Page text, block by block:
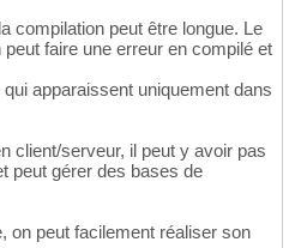
compilation peut être longue. Le
faire une erreur en compilé et
apparaissent uniquement dans
client/serveur, il peut y avoir pas
peut gérer des bases de
on peut facilement réaliser son